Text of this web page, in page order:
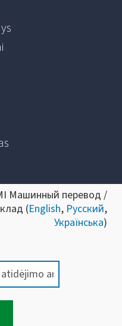
Машинный перевод /
(English, Русский,
Українська)